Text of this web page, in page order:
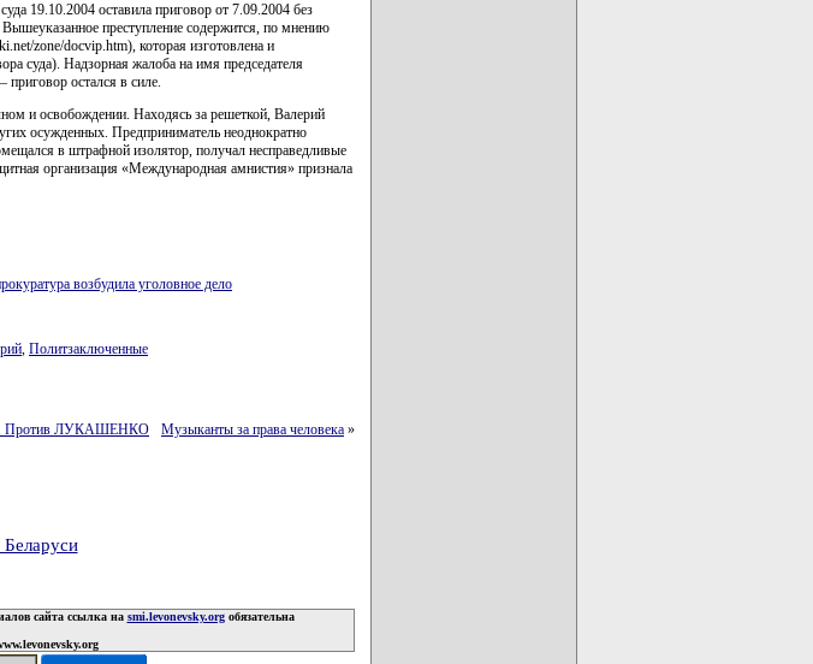
19.10.2004 оставила приговор от 7.09.2004 без
преступление содержится, по мнению
zone/docvip.htm), которая изготовлена и
суда). Надзорная жалоба на имя председателя
приговор остался в силе.
и освобождении. Находясь за решеткой, Валерий
осужденных. Предприниматель неоднократно
в штрафной изолятор, получал несправедливые
организация «Международная амнистия» признала
возбудила уголовное дело
, Политзаключенные
Против ЛУКАШЕНКО Музыканты за права человека »
сайта ссылка на smi.levonevsky.orgобязательна